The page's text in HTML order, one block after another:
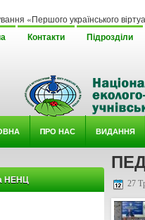
українського віртуального
Контакти Підрозділи
ΠРО НАС ВИДАННЯ
НЕНЦ 27